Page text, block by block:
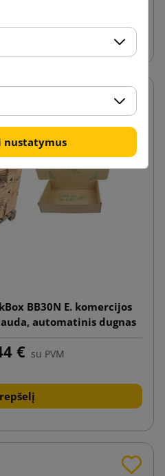
BB30N E. komercijos
automatinis dugnas
€ su PVM
nustatymus